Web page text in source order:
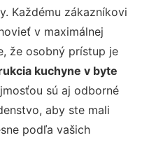
Každému zákazníkovi
v maximálnej
že osobný prístup je
kuchyne v byte
sú aj odborné
aby ste mali
podľa vašich